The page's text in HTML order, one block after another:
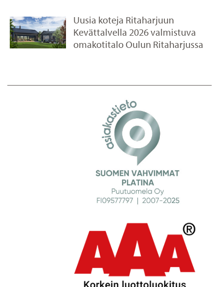
Uusia koteja Ritaharjuun
Kevättalvella 2026 valmistuva
omakotitalo Oulun Ritaharjussa